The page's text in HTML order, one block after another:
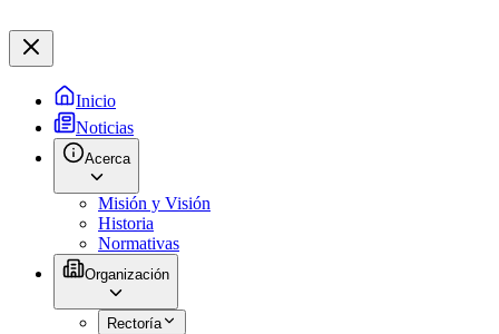
Inicio
Noticias
Acerca
Misión y Visión
Historia
Normativas
Organización
Rectoría